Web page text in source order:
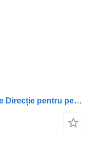
Servodirecţie hidraulică Caseta de Direcție pentru pentru camion DAF 0376561/0376561R